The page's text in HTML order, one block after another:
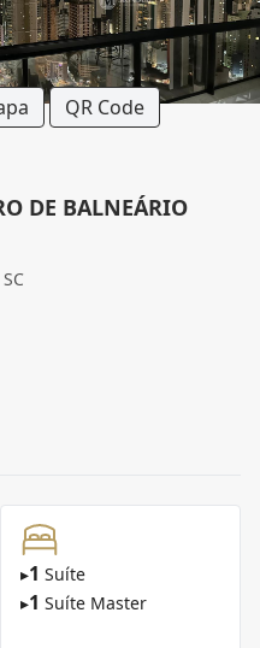
QR Code
DE BALNEÁRIO
▸1 Suíte
▸1 Suíte Master